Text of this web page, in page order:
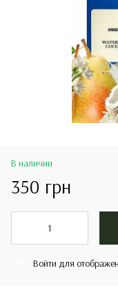
В наличии
350 грн
Войти для